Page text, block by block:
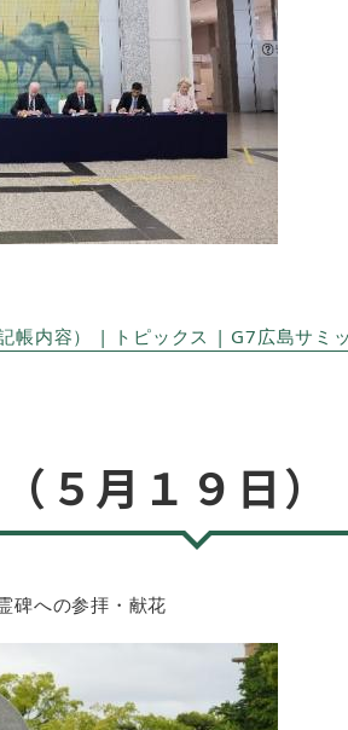
記帳内容） | トピックス | G7広島サ
５月１９日）
碑への参拝・献花